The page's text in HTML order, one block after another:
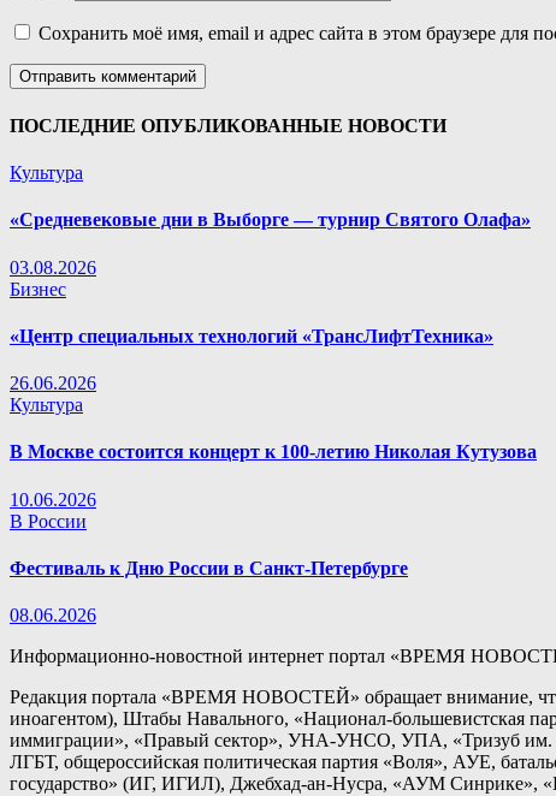
Сохранить моё имя, email и адрес сайта в этом браузере для
ПОСЛЕДНИЕ ОПУБЛИКОВАННЫЕ НОВОСТИ
Культура
«Средневековые дни в Выборге — турнир Святого Олафа»
03.08.2026
Бизнес
«Центр специальных технологий «ТрансЛифтТехника»
26.06.2026
Культура
В Москве состоится концерт к 100-летию Николая Кутузова
10.06.2026
В России
Фестиваль к Дню России в Санкт-Петербурге
08.06.2026
Информационно-новостной интернет портал «ВРЕМЯ
Редакция портала «ВРЕМЯ НОВОСТЕЙ» обращает внимание,
иноагентом), Штабы Навального, «Национал-большевистская
иммиграции», «Правый сектор», УНА-УНСО, УПА, «Тризуб им.
ЛГБТ, общероссийская политическая партия «Воля», АУЕ,
государство» (ИГ, ИГИЛ), Джебхад-ан-Нусра, «АУМ Синрике»,